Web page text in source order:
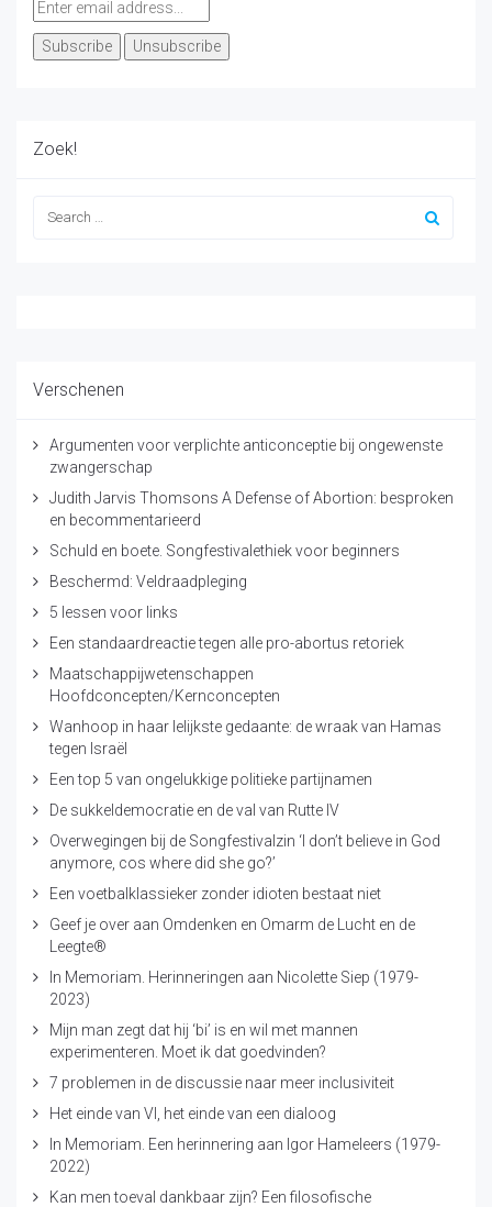
Zoek!
Verschenen
Argumenten voor verplichte anticonceptie bij ongewenste
zwangerschap
Judith Jarvis Thomsons A Defense of Abortion: besproken
en becommentarieerd
Schuld en boete. Songfestivalethiek voor beginners
Beschermd: Veldraadpleging
5 lessen voor links
Een standaardreactie tegen alle pro-abortus retoriek
Maatschappijwetenschappen
Hoofdconcepten/Kernconcepten
Wanhoop in haar lelijkste gedaante: de wraak van Hamas
tegen Israël
Een top 5 van ongelukkige politieke partijnamen
De sukkeldemocratie en de val van Rutte IV
Overwegingen bij de Songfestivalzin ‘I don’t believe in God
anymore, cos where did she go?’
Een voetbalklassieker zonder idioten bestaat niet
Geef je over aan Omdenken en Omarm de Lucht en de
Leegte®
In Memoriam. Herinneringen aan Nicolette Siep (1979-
2023)
Mijn man zegt dat hij ‘bi’ is en wil met mannen
experimenteren. Moet ik dat goedvinden?
7 problemen in de discussie naar meer inclusiviteit
Het einde van VI, het einde van een dialoog
In Memoriam. Een herinnering aan Igor Hameleers (1979-
2022)
Kan men toeval dankbaar zijn? Een filosofische